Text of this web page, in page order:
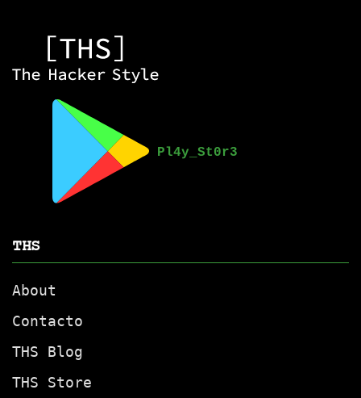
THS
About
Contacto
THS Blog
THS Store